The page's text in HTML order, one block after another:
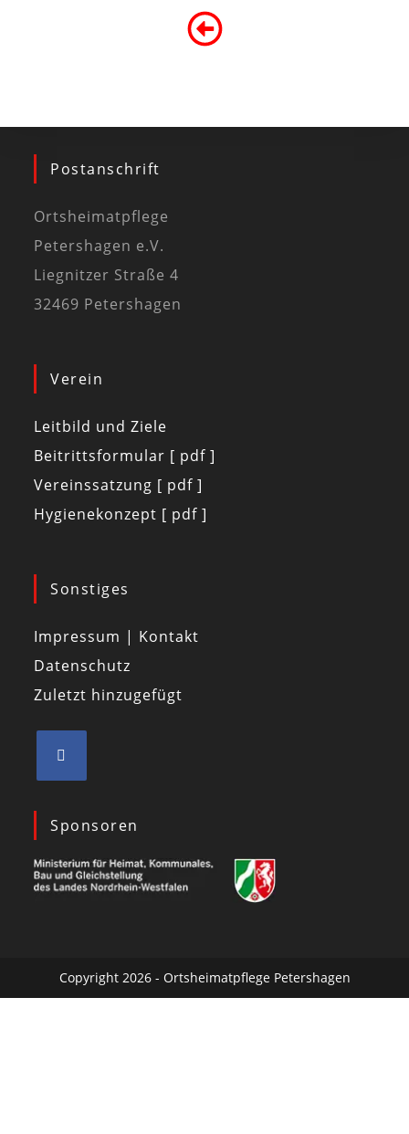
Postanschrift
Ortsheimatpflege
Petershagen e.V.
Liegnitzer Straße 4
32469 Petershagen
Verein
Leitbild und Ziele
Beitrittsformular [ pdf ]
Vereinssatzung [ pdf ]
Hygienekonzept [ pdf ]
Sonstiges
Impressum | Kontakt
Datenschutz
Zuletzt hinzugefügt
Sponsoren
Copyright 2026 - Ortsheimatpflege Petershagen